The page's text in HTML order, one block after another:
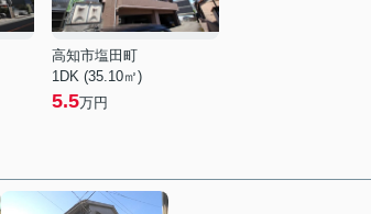
高知市塩田町
1DK (35.10㎡)
5.5万円